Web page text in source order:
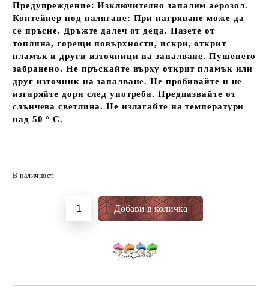
Предупреждение: Изключително запалим аерозол.
Контейнер под налягане: При нагряване може да
се пръсне. Дръжте далеч от деца. Пазете от
топлина, горещи повърхности, искри, открит
пламък и други източници на запалване. Пушенето
забранено. Не пръскайте върху открит пламък или
друг източник на запалване. Не пробивайте и не
изгаряйте дори след употреба. Предпазвайте от
слънчева светлина. Не излагайте на температури
над 50 ° C.
В наличност